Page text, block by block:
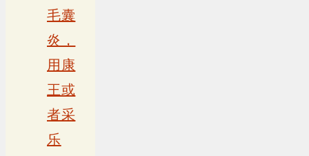
毛囊
炎，
用康
王或
者采
乐